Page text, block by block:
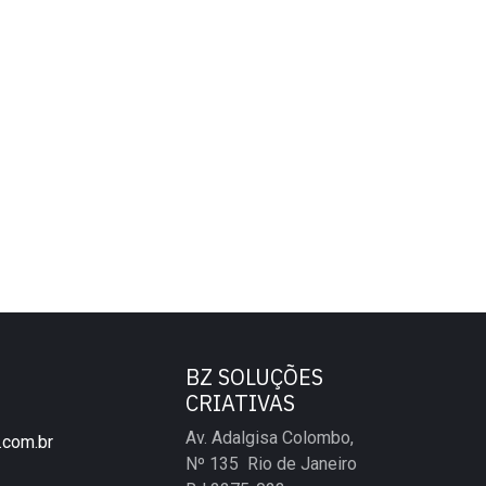
BZ SOLUÇÕES
CRIATIVAS
Av. Adalgisa Colombo,
Nº 135 Rio de Janeiro